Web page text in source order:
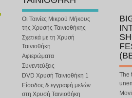
Οι Ταινίες Μικρού Μήκους
της Χρυσής Ταινιοθήκης
Σχετικά με τη Χρυσή
Ταινιοθήκη
Αφιερώματα
Συνεντεύξεις
DVD Χρυσή Ταινιοθήκη 1
Είσοδος & εγγραφή μελών
στη Χρυσή Ταινιοθήκη
The